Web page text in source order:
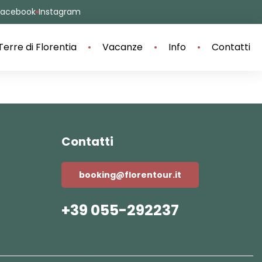
Instagram
di Florentia Vacanze Info Contatti
Contatti
booking@florentour.it
+39 055-292237